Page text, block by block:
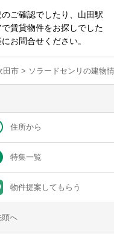
ご確認でしたり、山田駅
賃貸物件をお探しでした
お問合せください。
田市 > ソラードセンリの建物
住所から
特集一覧
物件提案してもらう
頭へ